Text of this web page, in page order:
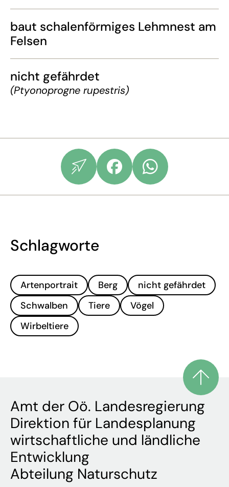
baut schalenförmiges Lehmnest am
Felsen
nicht gefährdet
(Ptyonoprogne rupestris)
Schlagworte
Artenportrait Berg
nicht gefährdet
Schwalben
Tiere
Vögel
Wirbeltiere
Amt der Oö. Landesregierung
Direktion für Landesplanung
wirtschaftliche und ländliche
Entwicklung
Abteilung Naturschutz